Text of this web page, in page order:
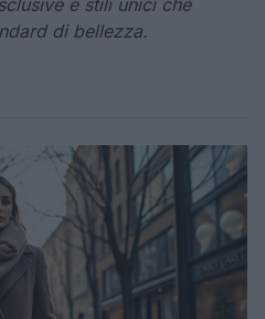
e stili unici che
di bellezza.